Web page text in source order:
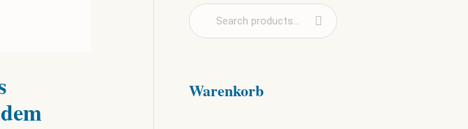
Warenkorb